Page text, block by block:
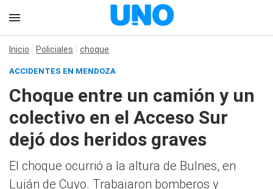
Inicio Policiales choque
ACCIDENTES EN MENDOZA
Choque entre un camión y un
colectivo en el Acceso Sur
dejó dos heridos graves
El choque ocurrió a la altura de Bulnes, en
Luján de Cuyo. Trabajaron bomberos y